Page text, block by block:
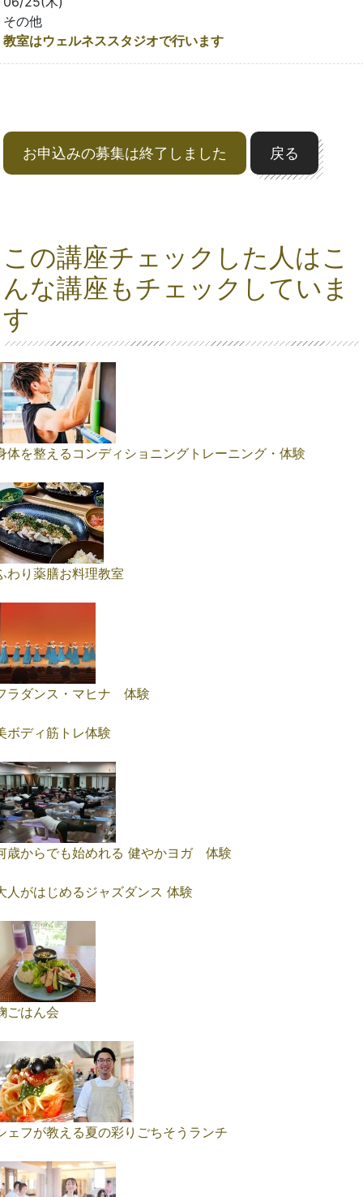
その他
教室はウェルネススタジオで行います
お申込みの募集は終了しました 戻る
この講座チェックした人はこ
んな講座もチェックしていま
す
体を整えるコンディショニングトレーニング・体験
わり薬膳お料理教室
ラダンス・マヒナ 体験
ボディ筋トレ体験
歳からでも始めれる 健やかヨガ 体験
人がはじめるジャズダンス 体験
ごはん会
ェフが教える夏の彩りごちそうランチ